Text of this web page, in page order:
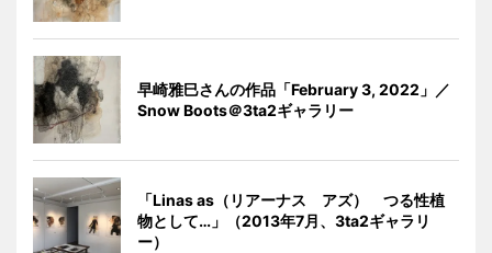
早崎雅巳さんの作品「February 3, 2022」／
Snow Boots＠3ta2ギャラリー
「Linas as（リアーナス アズ） つる性植
物として…」（2013年7月、3ta2ギャラリ
ー）